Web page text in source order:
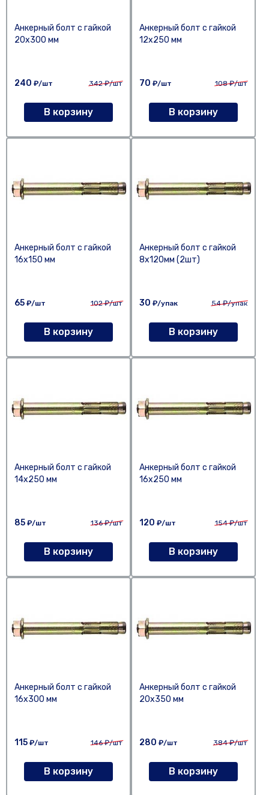
Анкерный болт с гайкой
20х300 мм
240 ₽/шт 342₽/шт
В корзину
Анкерный болт с гайкой
12х250 мм
70 ₽/шт 108₽/шт
В корзину
Анкерный болт с гайкой
16х150 мм
65 ₽/шт 102₽/шт
В корзину
Анкерный болт с гайкой
8х120мм (2шт)
30 ₽/упак 54₽/упак
В корзину
Анкерный болт с гайкой
14х250 мм
85 ₽/шт 136₽/шт
В корзину
Анкерный болт с гайкой
16х250 мм
120 ₽/шт 154₽/шт
В корзину
Анкерный болт с гайкой
16х300 мм
115 ₽/шт 146₽/шт
В корзину
Анкерный болт с гайкой
20х350 мм
280 ₽/шт 384₽/шт
В корзину